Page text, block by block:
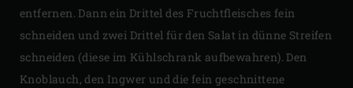
entfernen. Dann ein Drittel des Fruchtfleisches fein
schneiden und zwei Drittel für den Salat in dünne Streifen
schneiden (diese im Kühlschrank aufbewahren). Den
Knoblauch, den Ingwer und die fein geschnittene